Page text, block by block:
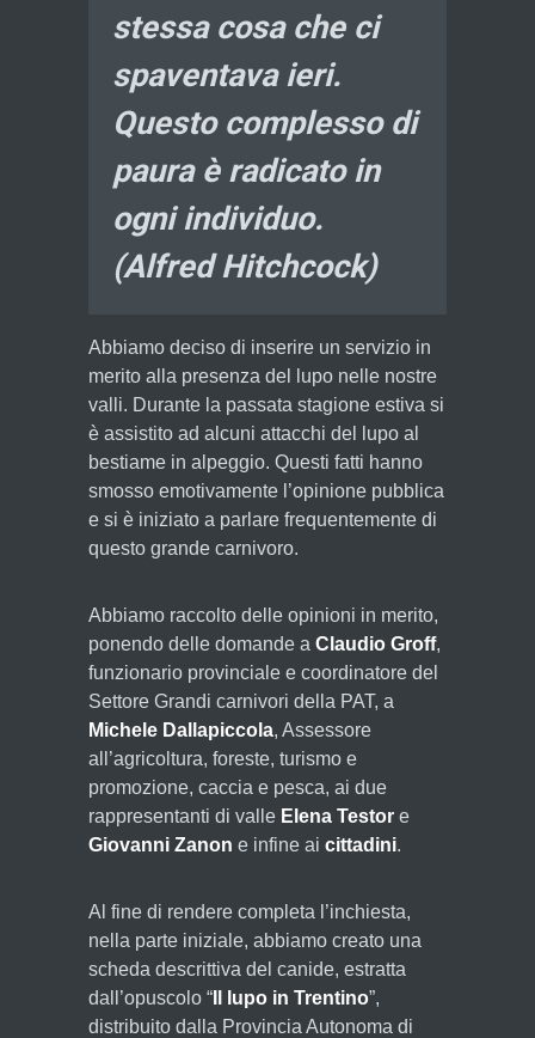
stessa cosa che ci
spaventava ieri.
Questo complesso di
paura è radicato in
ogni individuo.
(Alfred Hitchcock)
Abbiamo deciso di inserire un servizio in
merito alla presenza del lupo nelle nostre
valli. Durante la passata stagione estiva si
è assistito ad alcuni attacchi del lupo al
bestiame in alpeggio. Questi fatti hanno
smosso emotivamente l’opinione pubblica
e si è iniziato a parlare frequentemente di
questo grande carnivoro.
Abbiamo raccolto delle opinioni in merito,
ponendo delle domande a Claudio Groff,
funzionario provinciale e coordinatore del
Settore Grandi carnivori della PAT, a
Michele Dallapiccola, Assessore
all’agricoltura, foreste, turismo e
promozione, caccia e pesca, ai due
rappresentanti di valle Elena Testor e
Giovanni Zanon e infine ai cittadini.
Al fine di rendere completa l’inchiesta,
nella parte iniziale, abbiamo creato una
scheda descrittiva del canide, estratta
dall’opuscolo “ Il lupo in Trentino”,
distribuito dalla Provincia Autonoma di